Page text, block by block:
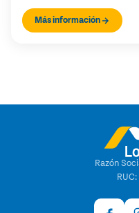
Más información
Razón